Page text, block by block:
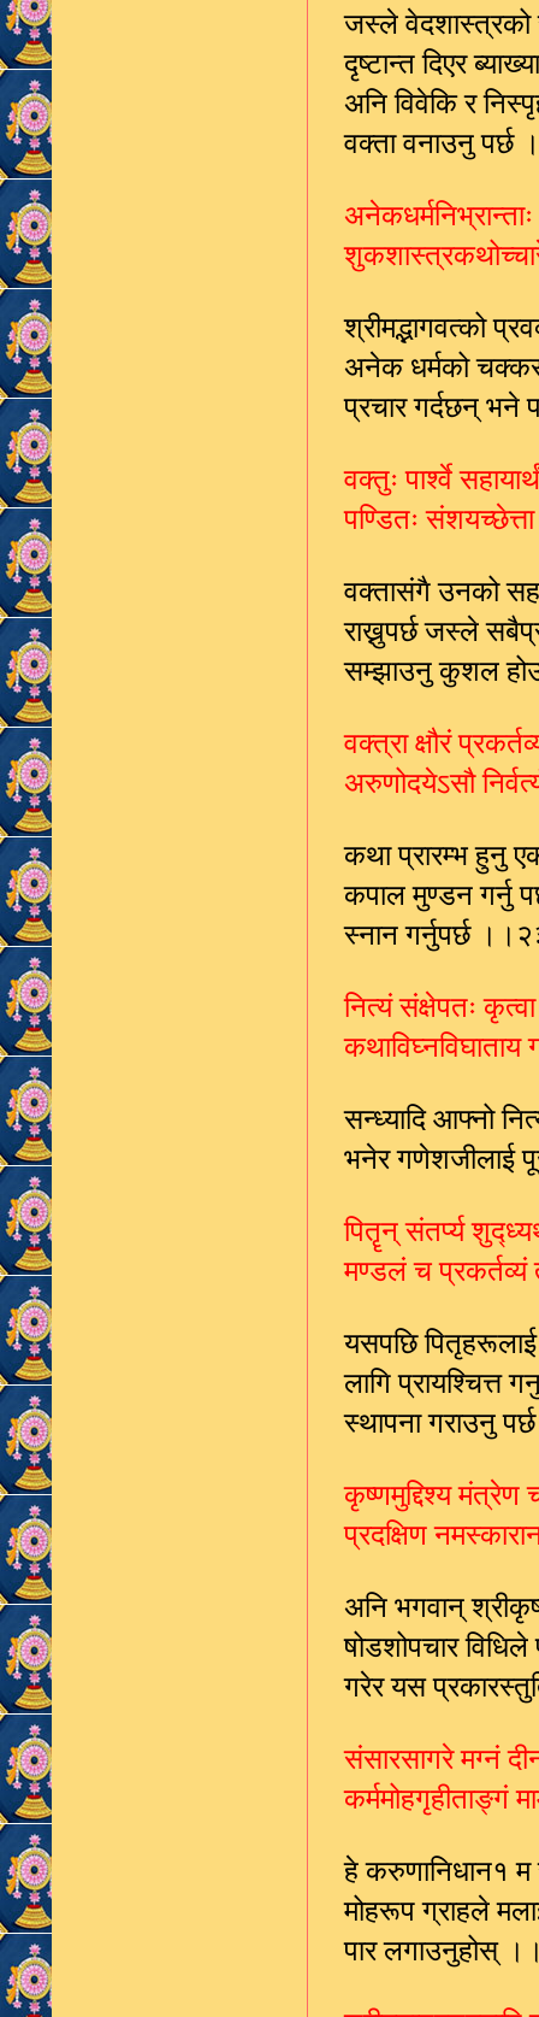
जस्ले वेदशास्त्रको
दृष्टान्त दिएर
अनि विवेकि र
वक्ता वनाउनु
श्रीमद्भागवत्को
अनेक धर्मको
प्रचार गर्दछन्
वक्तुः पार्श्वे
पण्डितः
वक्तासंगै उनको
राख्नुपर्छ जस्ले
सम्झाउनु कुशल
वक्त्रा क्षौरं
अरुणोदयेऽसौ
कथा प्रारम्भ हुनु
कपाल मुण्डन गर्नु
स्नान गर्नुपर्छ
नित्यं संक्षेपतः
सन्ध्यादि आफ्नो
भनेर गणेशजीलाई
पितॄन् संतर्प्य
मण्डलं च प्रकर्तव्यं
यसपछि पितृहरूलाई
लागि प्रायश्चित्त
स्थापना गराउनु
कृष्णमुद्दिश्य मंत्रेण
प्रदक्षिण
अनि भगवान्
षोडशोपचार
गरेर यस
संसारसागरे मग्नं
कर्ममोहगृहीताङ्गं
हे करुणानिधान१ म
मोहरूप ग्राहले
पार लगाउनुहोस्